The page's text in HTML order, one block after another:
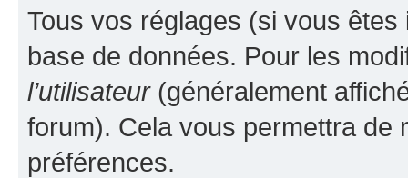
Tous vos réglages (si vous
base de données. Pour les
l’utilisateur(généralement
forum). Cela vous permettra de
préférences.